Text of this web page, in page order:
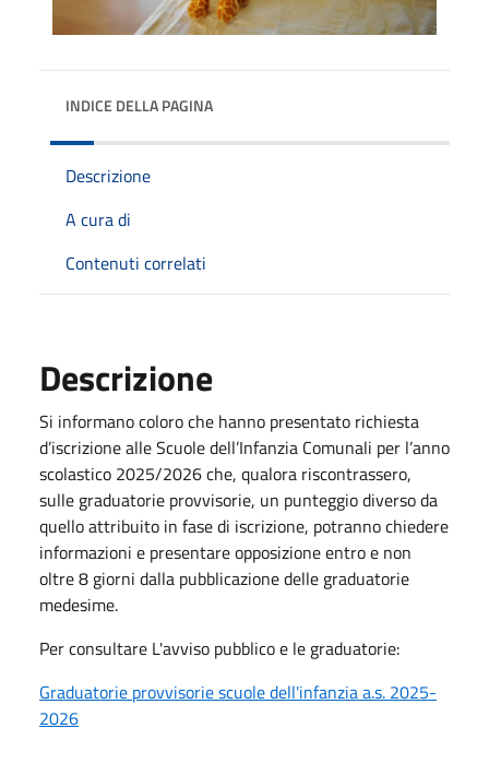
INDICE DELLA PAGINA
Descrizione
A cura di
Contenuti correlati
Descrizione
Si informano coloro che hanno presentato richiesta
d’iscrizione alle Scuole dell’Infanzia Comunali per l’anno
scolastico 2025/2026 che, qualora riscontrassero,
sulle graduatorie provvisorie, un punteggio diverso da
quello attribuito in fase di iscrizione, potranno chiedere
informazioni e presentare opposizione entro e non
oltre 8 giorni dalla pubblicazione delle graduatorie
medesime.
Per consultare L'avviso pubblico e le graduatorie:
Graduatorie provvisorie scuole dell'infanzia a.s. 2025-
2026